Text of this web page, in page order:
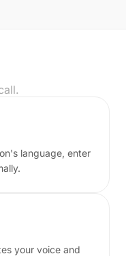
language, enter
your voice and